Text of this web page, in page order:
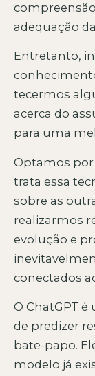
adequação
Entretanto,
tecermos
acerca do
para uma
Optamos por
trata essa
sobre as
realizarmos
evolução e
conectados
O ChatGPT
de predizer
bate-papo.
modelo já